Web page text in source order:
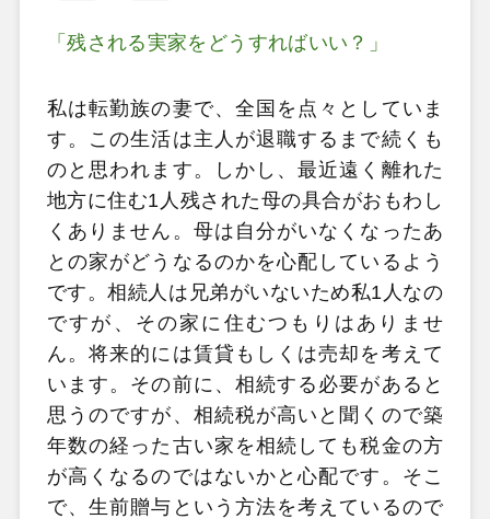
「残される実家をどうすればいい？」
私は転勤族の妻で、全国を点々としていま
す。この生活は主人が退職するまで続くも
のと思われます。しかし、最近遠く離れた
地方に住む1人残された母の具合がおもわし
くありません。母は自分がいなくなったあ
との家がどうなるのかを心配しているよう
です。相続人は兄弟がいないため私1人なの
ですが、その家に住むつもりはありませ
ん。将来的には賃貸もしくは売却を考えて
います。その前に、相続する必要があると
思うのですが、相続税が高いと聞くので築
年数の経った古い家を相続しても税金の方
が高くなるのではないかと心配です。そこ
で、生前贈与という方法を考えているので